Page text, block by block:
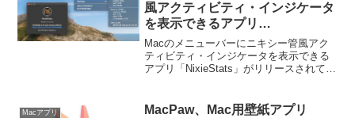
風アクティビティ・インジケータ
を表示できるアプリ
「NixieStats」がリリース。
Macのメニューバーにニキシー管風アク
ティビティ・インジケータを表示できる
アプリ「NixieStats」がリリースされてい
Macアプリ
MacPaw、Mac用壁紙アプリ